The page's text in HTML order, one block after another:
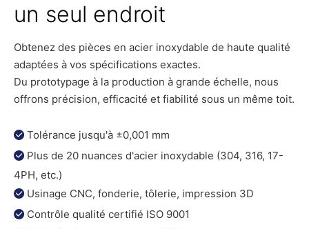
un seul endroit
Obtenez des pièces en acier inoxydable de haute qualité
adaptées à vos spécifications exactes.
Du prototypage à la production à grande échelle, nous
offrons précision, efficacité et fiabilité sous un même toit.
 Tolérance jusqu'à ±0,001 mm
 Plus de 20 nuances d'acier inoxydable (304, 316, 17-
4PH, etc.)
 Usinage CNC, fonderie, tôlerie, impression 3D
 Contrôle qualité certifié ISO 9001